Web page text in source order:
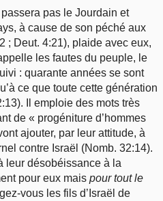
pas le Jourdain et
à cause de son péché aux
; Deut. 4:21), plaide avec eux,
les fautes du peuple, le
: quarante années se sont
ce que toute cette génération
Il emploie des mots très
de « progéniture d’hommes
ajouter, par leur attitude, à
contre Israël (Nomb. 32:14).
leur désobéissance à la
pour eux mais pour tout le
vous les fils d’Israël de